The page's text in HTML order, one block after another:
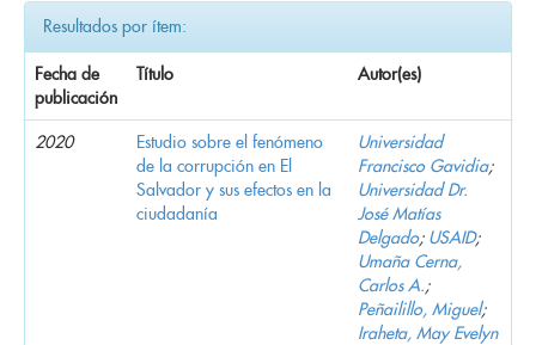
Resultados por ítem:
Fecha de
publicación
Título Autor(es)
2020
Estudio sobre el fenómeno
de la corrupción en El
Salvador y sus efectos en la
ciudadanía
Universidad
Francisco Gavidia;
Universidad Dr.
José Matías
Delgado; USAID;
Umaña Cerna,
Carlos A.;
Peñailillo, Miguel;
Iraheta, May Evelyn